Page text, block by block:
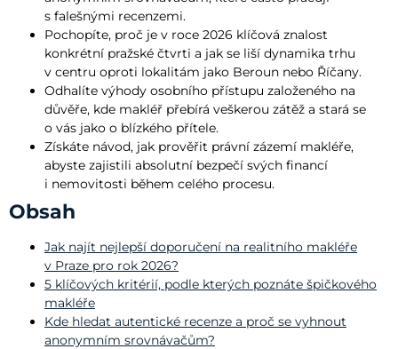
s falešnými recenzemi.
Pochopíte, proč je v roce 2026 klíčová znalost
konkrétní pražské čtvrti a jak se liší dynamika trhu
v centru oproti lokalitám jako Beroun nebo Říčany.
Odhalíte výhody osobního přístupu založeného na
důvěře, kde makléř přebírá veškerou zátěž a stará se
o vás jako o blízkého přítele.
Získáte návod, jak prověřit právní zázemí makléře,
abyste zajistili absolutní bezpečí svých financí
i nemovitosti během celého procesu.
Obsah
Jak najít nejlepší doporučení na realitního makléře
v Praze pro rok 2026?
5 klíčových kritérií, podle kterých poznáte špičkového
makléře
Kde hledat autentické recenze a proč se vyhnout
anonymním srovnávačům?